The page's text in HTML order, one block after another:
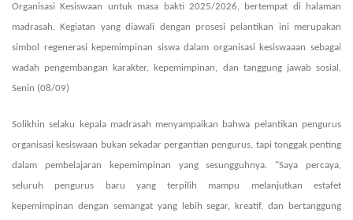
OrganisasiKesiswaan untuk masa bakti 2025/2026, bertempat di halaman
madrasah. Kegiatan yang diawali dengan prosesi pelantikan ini merupakan
simbol regenerasi kepemimpinan siswa dalam organisasi
kesiswaaansebagai
wadah pengembangan karakter, kepemimpinan, dan tanggung jawab sosial.
Senin (08/09)
Solikhinselaku kepala madrasah menyampaikan bahwa pelantikan pengurus
organisasi kesiswaan bukan sekadar pergantian pengurus, tapi tonggak penting
dalam pembelajaran kepemimpinan yang sesungguhnya. "Saya percaya,
seluruh pengurus baru yang terpilih mampu melanjutkan estafet
kepemimpinan dengan semangat yang lebih segar, kreatif, dan bertanggung